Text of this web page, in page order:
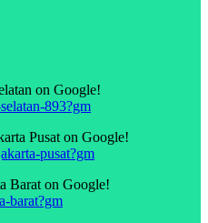
on Google!
893?gm
Pusat on Google!
pusat?gm
Barat on Google!
barat?gm